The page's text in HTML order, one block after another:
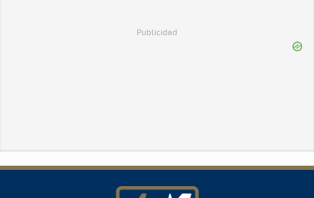
Publicidad